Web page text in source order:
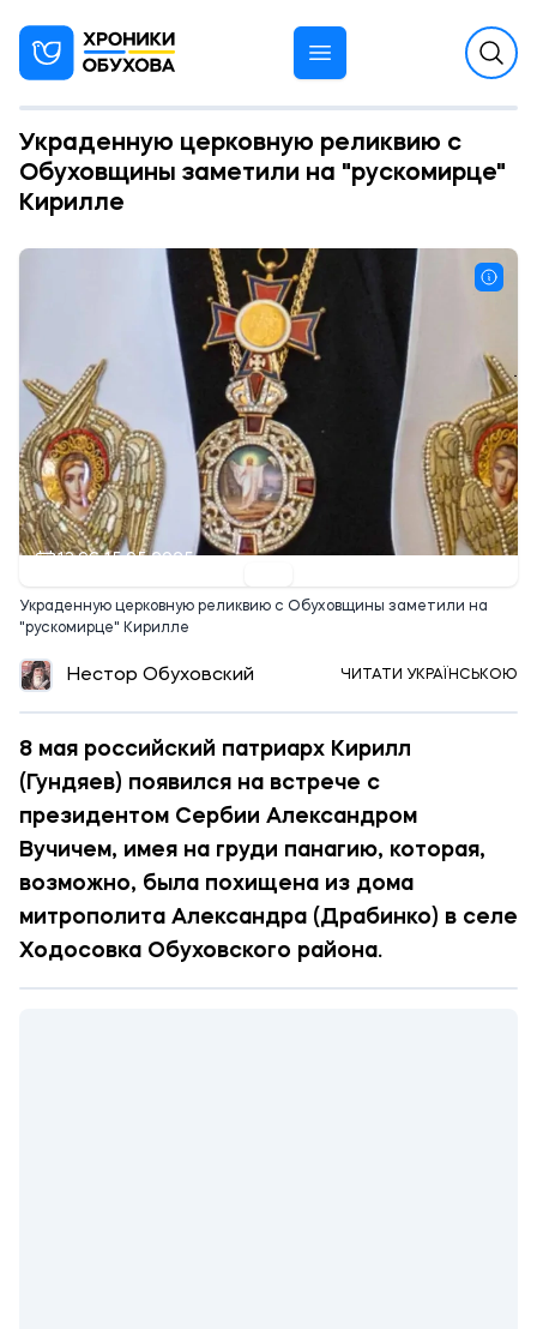
Украденную церковную реликвию с
Обуховщины заметили на "рускомирце"
Кирилле
13:06 15.05.2025
Украденную церковную реликвию с Обуховщины заметили на
"рускомирце" Кирилле
Нестор Обуховский ЧИТАТИ УКРАЇНСЬКОЮ
8 мая российский патриарх Кирилл
(Гундяев) появился на встрече с
президентом Сербии Александром
Вучичем, имея на груди панагию, которая,
возможно, была похищена из дома
митрополита Александра (Драбинко) в селе
Ходосовка Обуховского района.